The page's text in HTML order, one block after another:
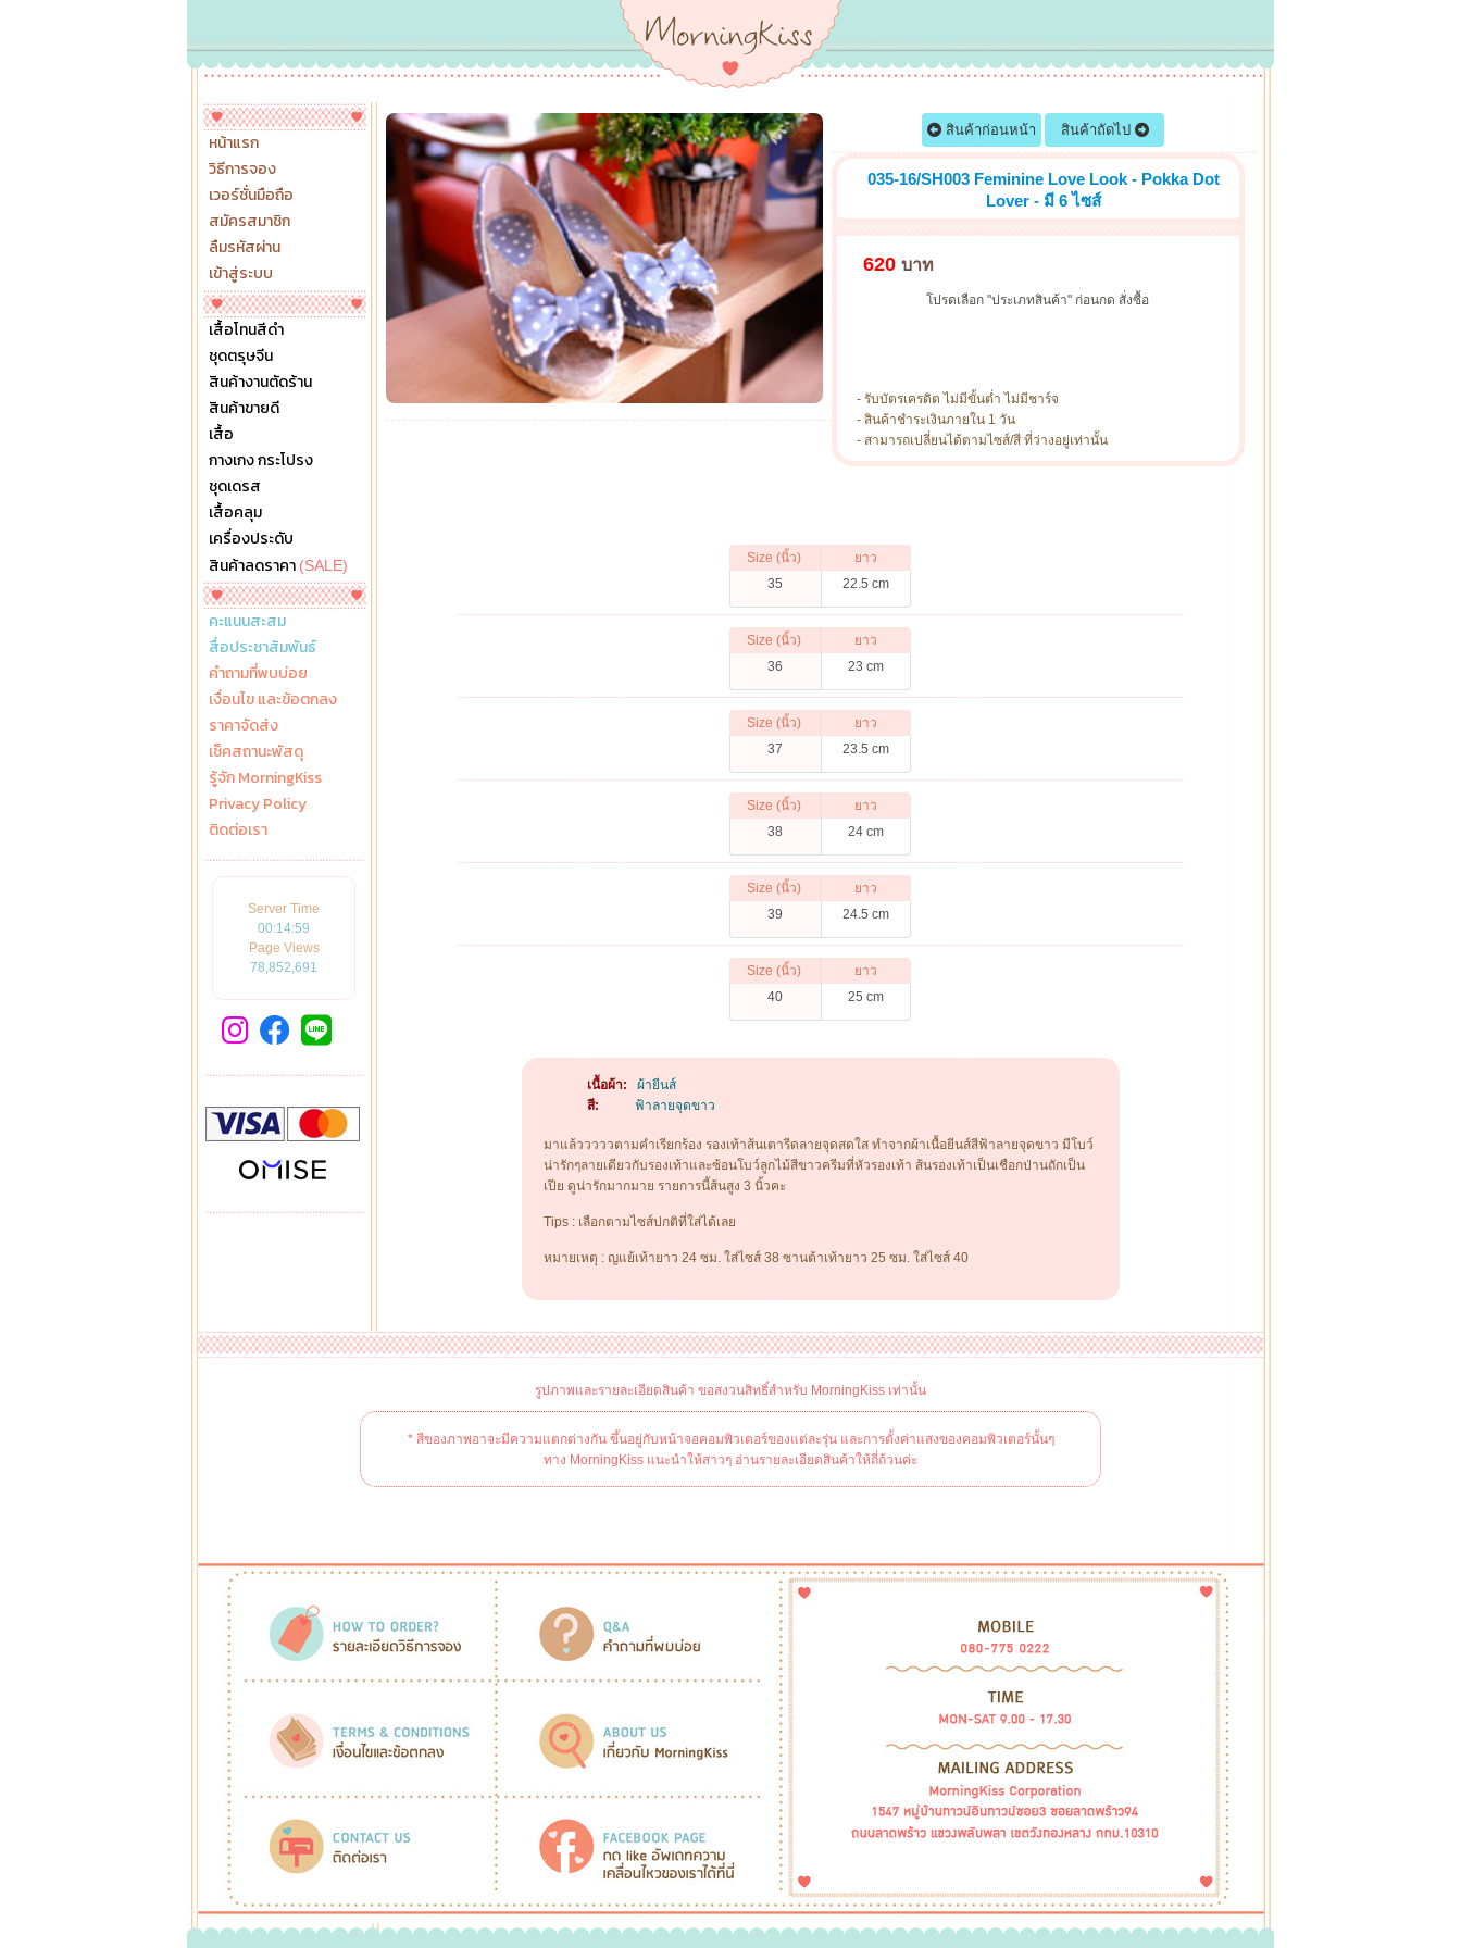
หน้าแรก
วิธีการจอง
เวอร์ชั่นมือถือ
สมัครสมาชิก
ลืมรหัสผ่าน
เข้าสู่ระบบ
เสื้อโทนสีดำ
ชุดตรุษจีน
สินค้างานตัดร้าน
สินค้าขายดี
เสื้อ
กางเกง กระโปรง
ชุดเดรส
เสื้อคลุม
เครื่องประดับ
สินค้าลดราคา (SALE)
คะแนนสะสม
สื่อประชาสัมพันธ์
คำถามที่พบบ่อย
เงื่อนไข และข้อตกลง
ราคาจัดส่ง
เช็คสถานะพัสดุ
รู้จัก MorningKiss
Privacy Policy
ติดต่อเรา
Server Time
00:14:59
Page Views
78,852,691
สินค้าก่อนหน้า สินค้าถัดไป
035-16/SH003 Feminine Love Look - Pokka Dot
Lover - มี 6 ไซส์
620 บาท
โปรดเลือก "ประเภทสินค้า" ก่อนกด สั่งซื้อ
- รับบัตรเครดิต ไม่มีขั้นต่ำ ไม่มีชาร์จ
- สินค้าชำระเงินภายใน 1 วัน
- สามารถเปลี่ยนได้ตามไซส์/สี ที่ว่างอยู่เท่านั้น
Size (นิ้ว)
35
ยาว
22.5 cm
Size (นิ้ว)
36
ยาว
23 cm
Size (นิ้ว)
37
ยาว
23.5 cm
Size (นิ้ว)
38
ยาว
24 cm
Size (นิ้ว)
39
ยาว
24.5 cm
Size (นิ้ว)
40
ยาว
25 cm
เนื้อผ้า:
ผ้ายีนส์
สี:
ฟ้าลายจุดขาว
มาแล้วววววตามคำเรียกร้อง รองเท้าส้นเตารีดลายจุดสดใส ทำจากผ้าเนื้อยีนส์สีฟ้าลายจุดขาว มีโบว์
น่ารักๆลายเดียวกับรองเท้าและซ้อนโบว์ลูกไม้สีขาวครีมที่หัวรองเท้า ส้นรองเท้าเป็นเชือกป่านถักเป็น
เปีย ดูน่ารักมากมาย รายการนี้ส้นสูง 3 นิ้วคะ
Tips : เลือกตามไซส์ปกติที่ใส่ได้เลย
หมายเหตุ : ญแย้เท้ายาว 24 ซม. ใส่ไซส์ 38 ซานต้าเท้ายาว 25 ซม. ใส่ไซส์ 40
รูปภาพและรายละเอียดสินค้า ขอสงวนสิทธิ์สำหรับ MorningKiss เท่านั้น
* สีของภาพอาจะมีความแตกต่างกัน ขึ้นอยู่กับหน้าจอคอมพิวเตอร์ของแต่ละรุ่น และการตั้งค่าแสงของคอมพิวเตอร์นั้นๆ
ทาง MorningKiss แนะนำให้สาวๆ อ่านรายละเอียดสินค้าให้ถี่ถ้วนค่ะ